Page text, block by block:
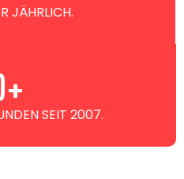
JÄHRLICH.
SEIT 2007.
+